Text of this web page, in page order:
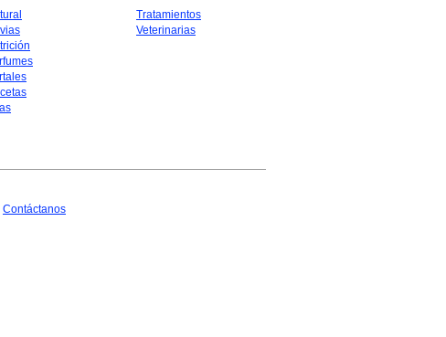
Tratamientos
Veterinarias
Contáctanos